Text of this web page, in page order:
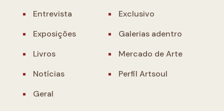
Entrevista
Exclusivo
Exposições
Galerias adentro
Livros
Mercado de Arte
Notícias
Perfil Artsoul
Geral